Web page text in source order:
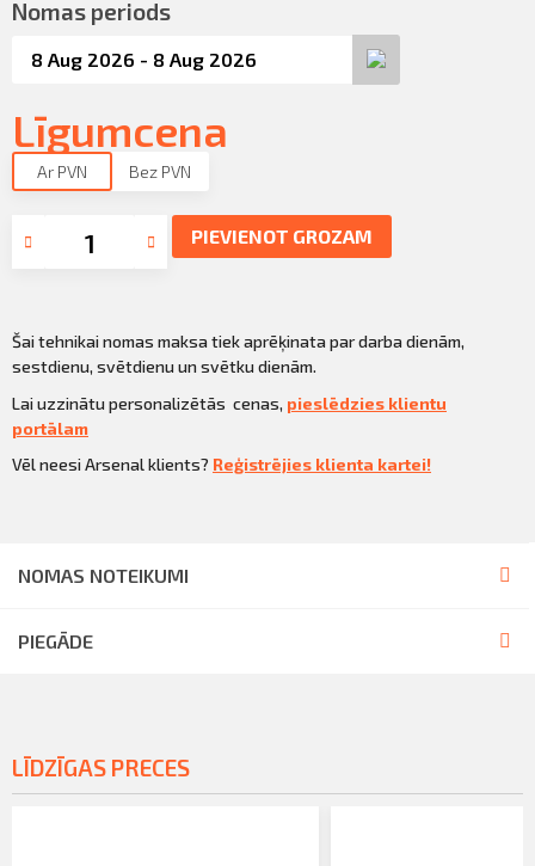
Iziet
Nomas periods
Līgumcena
Ar PVN Bez PVN
PIEVIENOT GROZAM
Šai tehnikai nomas maksa tiek aprēķinata par darba dienām,
sestdienu, svētdienu un svētku dienām.
Lai uzzinātu personalizētās cenas, pieslēdzies klientu
portālam
Vēl neesi Arsenal klients? Reģistrējies klienta kartei!
NOMAS NOTEIKUMI
PIEGĀDE
LĪDZĪGAS PRECES